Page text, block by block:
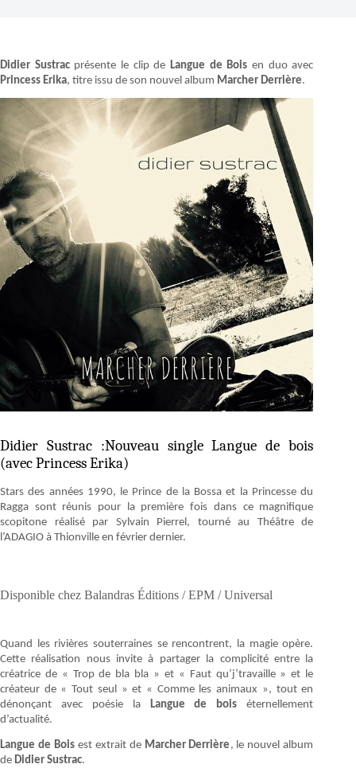
Didier Sustracprésente le clip de Langue de Bois en duo avec
Princess Erika, titre issu de son nouvel album Marcher Derrière.
Didier Sustrac :Nouveau single Langue de bois
(avec Princess Erika)
Stars des années 1990, le Prince de la Bossa et la Princesse du
Ragga sont réunis pour la première fois dans ce magnifique
scopitone réalisé par Sylvain Pierrel, tourné au Théâtre de
l’ADAGIO à Thionville en février dernier.
Disponible chez Balandras Éditions / EPM / Universal
Quand les rivières souterraines se rencontrent, la magie opère.
Cette réalisation nous invite à partager la complicité entre la
créatrice de « Trop de bla bla » et « Faut qu’j’travaille » et le
créateur de « Tout seul » et « Comme les animaux », tout en
dénonçant avec poésie la Langue de bois éternellement
d’actualité.
Langue de Boisest extrait de Marcher Derrière , le nouvel album
de Didier Sustrac.